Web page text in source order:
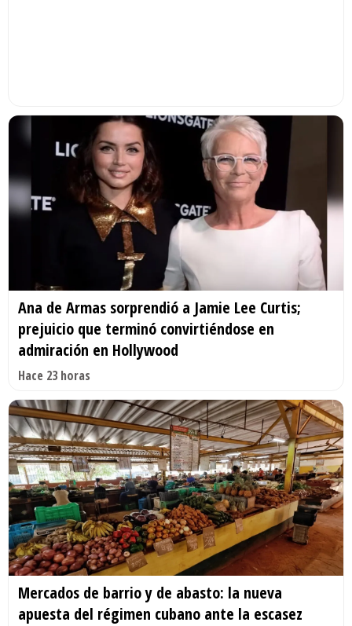
Ana de Armas sorprendió a Jamie Lee Curtis;
prejuicio que terminó convirtiéndose en
admiración en Hollywood
Hace 23 horas
Mercados de barrio y de abasto: la nueva
apuesta del régimen cubano ante la escasez